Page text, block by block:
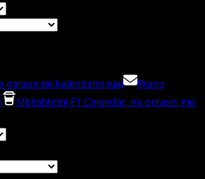
garave në kalendarin tuaj
Prano
Mbështetni F1 Calendar, na qerasni me